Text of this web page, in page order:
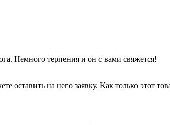
Немного терпения и он с вами свяжется!
оставить на него заявку. Как только этот